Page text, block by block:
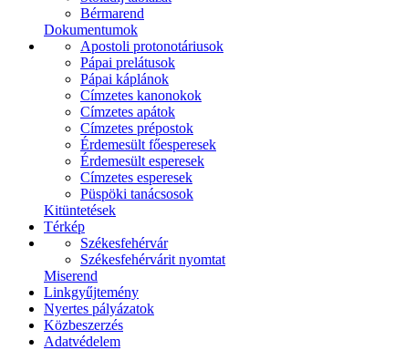
Bérmarend
Dokumentumok
Apostoli protonotáriusok
Pápai prelátusok
Pápai káplánok
Címzetes kanonokok
Címzetes apátok
Címzetes prépostok
Érdemesült főesperesek
Érdemesült esperesek
Címzetes esperesek
Püspöki tanácsosok
Kitüntetések
Térkép
Székesfehérvár
Székesfehérvárit nyomtat
Miserend
Linkgyűjtemény
Nyertes pályázatok
Közbeszerzés
Adatvédelem